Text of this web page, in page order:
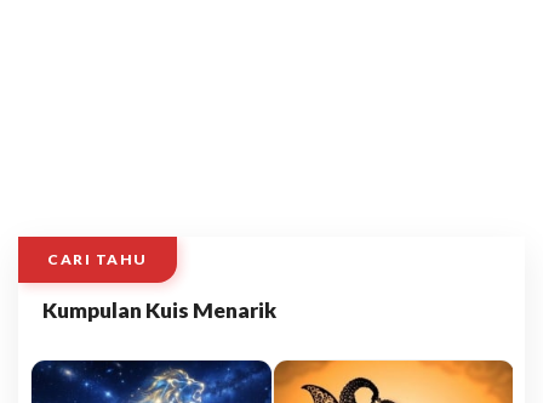
CARI TAHU
Kumpulan Kuis Menarik